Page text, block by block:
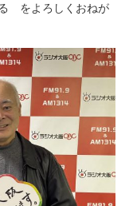
をよろしくおねが